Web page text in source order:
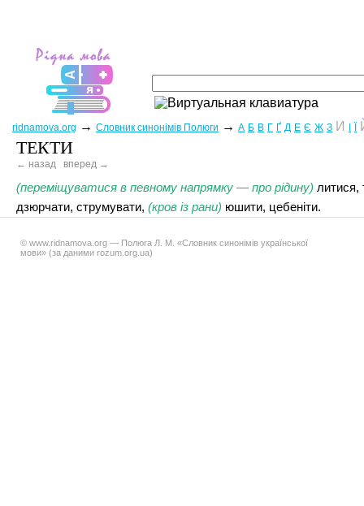
ridnamova.org → Словник синонімів Полюги → А Б В Г Ґ Д Е Є Ж З И
ТЕКТИ
← назад вперед →
(переміщуватися в певному напрямку — про рідину) литися,
дзюрчати, струмувати, (кров із рани) юшити, цебеніти.
© www.ridnamova.org — Полюга Л. М. «Словник синонімів української
мови» (за даними rozum.org.ua)